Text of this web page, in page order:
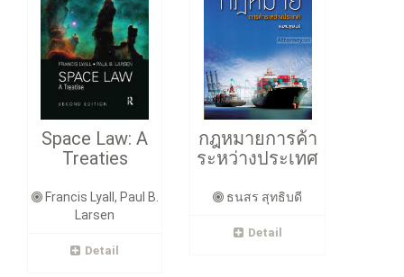
Space Law: A
Treaties
Francis Lyall, Paul B.
Larsen
Detail
กฎหมายการค้า
ระหว่างประเทศ
ธนสร สุทธิบดี
Detail